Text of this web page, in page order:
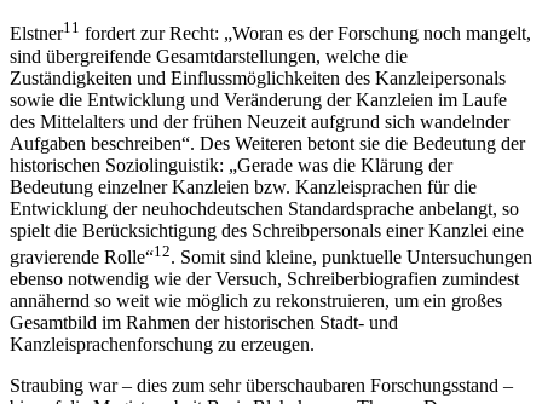
Elstner11fordert zur Recht: „Woran es der Forschung noch mangelt,
sind übergreifende Gesamtdarstellungen, welche die
Zuständigkeiten und Einflussmöglichkeiten des Kanzleipersonals
sowie die Entwicklung und Veränderung der Kanzleien im Laufe
des Mittelalters und der frühen Neuzeit aufgrund sich wandelnder
Aufgaben beschreiben“. Des Weiteren betont sie die Bedeutung der
historischen Soziolinguistik: „Gerade was die Klärung der
Bedeutung einzelner Kanzleien bzw. Kanzleisprachen für die
Entwicklung der neuhochdeutschen Standardsprache anbelangt, so
spielt die Berücksichtigung des Schreibpersonals einer Kanzlei eine
gravierende Rolle“ 12. Somit sind kleine, punktuelle Untersuchungen
ebenso notwendig wie der Versuch, Schreiberbiografien zumindest
annähernd so weit wie möglich zu rekonstruieren, um ein großes
Gesamtbild im Rahmen der historischen Stadt- und